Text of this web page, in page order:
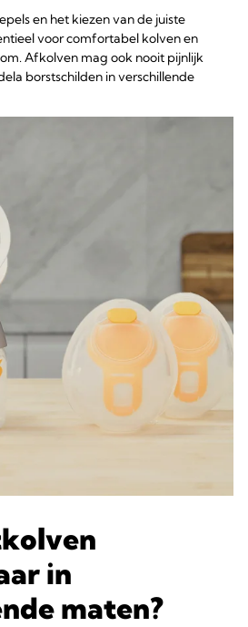
en het kiezen van de juiste
voor comfortabel kolven en
Afkolven mag ook nooit pijnlijk
borstschilden in verschillende
in
maten?